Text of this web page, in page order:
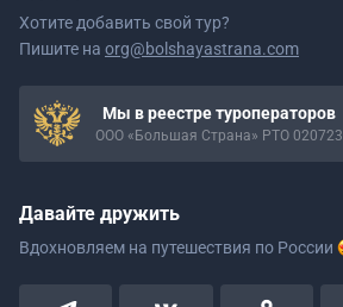
Хотите добавить свой тур?
Пишите на org@bolshayastrana.com
Мы в реестре туроператоров
ООО «Большая Страна» РТО 020723
Давайте дружить
Вдохновляем на путешествия по России